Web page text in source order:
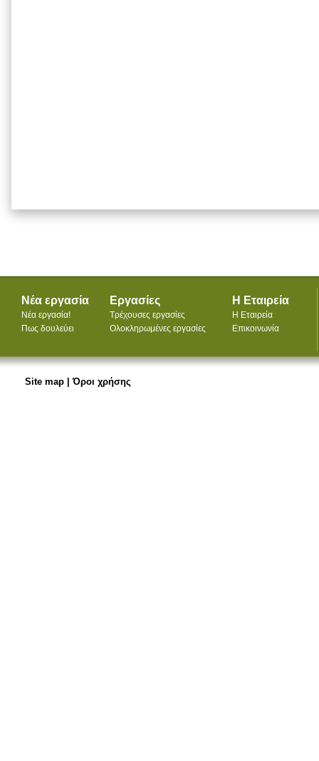
Νέα εργασία
Νέα εργασία!
Πως δουλεύει
Εργασίες
Τρέχουσες εργασίες
Ολοκληρωμένες εργασίες
Η Εταιρεία
Η Εταιρεία
Επικοινωνία
Site map |Όροι χρήσης